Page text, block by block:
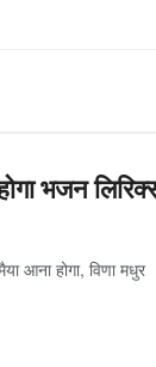
भजन
आना होगा, विणा मधुर